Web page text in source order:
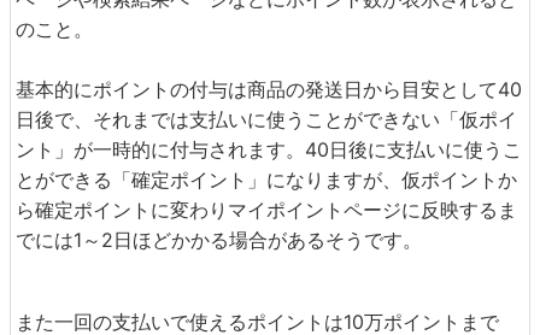
のこと。
基本的にポイントの付与は商品の発送日から目安として40
日後で、それまでは支払いに使うことができない「仮ポイ
ント」が一時的に付与されます。40日後に支払いに使うこ
とができる「確定ポイント」になりますが、仮ポイントか
ら確定ポイントに変わりマイポイントページに反映するま
でには1～2日ほどかかる場合があるそうです。
また一回の支払いで使えるポイントは10万ポイントまで